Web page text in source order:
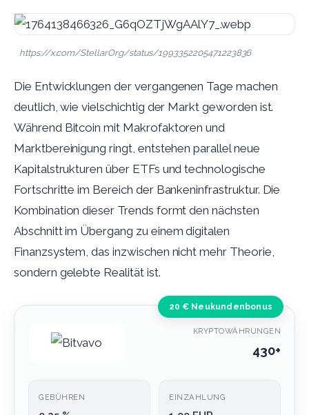
https://x.com/StellarOrg/status/1993352205471223836
Die Entwicklungen der vergangenen Tage machen
deutlich, wie vielschichtig der Markt geworden ist.
Während Bitcoin mit Makrofaktoren und
Marktbereinigung ringt, entstehen parallel neue
Kapitalstrukturen über ETFs und technologische
Fortschritte im Bereich der Bankeninfrastruktur. Die
Kombination dieser Trends formt den nächsten
Abschnitt im Übergang zu einem digitalen
Finanzsystem, das inzwischen nicht mehr Theorie,
sondern gelebte Realität ist.
20 € Neukundenbonus
KRYPTOWÄHRUNGEN
430+
GEBÜHREN EINZAHLUNG